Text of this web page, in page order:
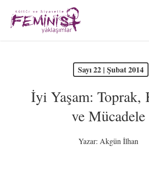
main
Sayı 22 | Şubat 2014
İyi Yaşam:
ve Mücadele
Yazar: Akgün İlhan